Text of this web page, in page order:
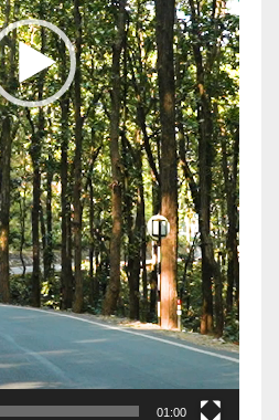
01:00